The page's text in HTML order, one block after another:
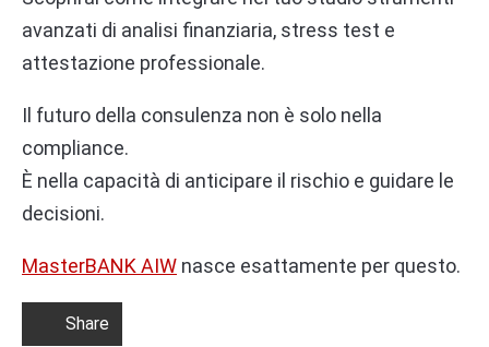
avanzati di analisi finanziaria, stress test e
attestazione professionale.
Il futuro della consulenza non è solo nella
compliance.
È nella capacità di anticipare il rischio e guidare le
decisioni.
MasterBANK AIW nasce esattamente per questo.
Share